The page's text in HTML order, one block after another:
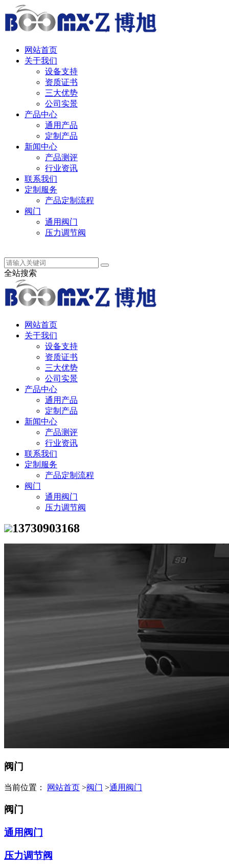
网站首页
关于我们
设备支持
资质证书
三大优势
公司实景
产品中心
通用产品
定制产品
新闻中心
产品测评
行业资讯
联系我们
定制服务
产品定制流程
阀门
通用阀门
压力调节阀
全站搜索
网站首页
关于我们
设备支持
资质证书
三大优势
公司实景
产品中心
通用产品
定制产品
新闻中心
产品测评
行业资讯
联系我们
定制服务
产品定制流程
阀门
通用阀门
压力调节阀
13730903168
阀门
当前位置： 网站首页 >阀门 >通用阀门
阀门
通用阀门
压力调节阀